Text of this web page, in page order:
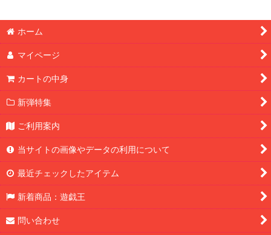
ホーム
マイページ
カートの中身
新弾特集
ご利用案内
当サイトの画像やデータの利用について
最近チェックしたアイテム
新着商品：遊戯王
問い合わせ